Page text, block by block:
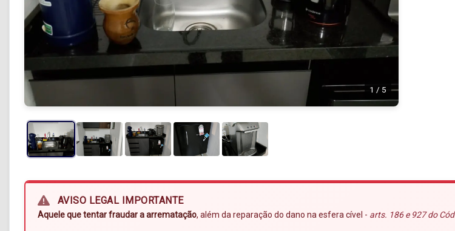
1 / 5
AVISO LEGAL IMPORTANTE
Aquele que tentar fraudar a arrematação, além da reparação do dano na esfera cível - arts. 186 e 927 do